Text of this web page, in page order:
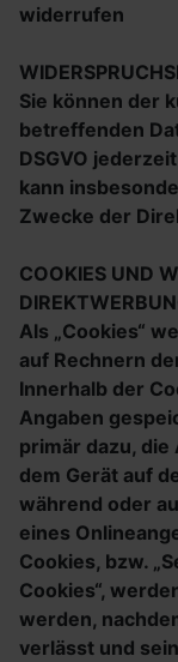
widerrufen
Sie können der
betreffenden
DSGVO
kann
Zwecke der
COOKIES UND
Als „Cookies“
auf Rechnern
Innerhalb der
Angaben
primär dazu,
dem Gerät auf
während oder
eines
Cookies, bzw.
Cookies“,
werden,
verlässt und